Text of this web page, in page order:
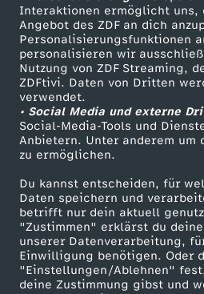
Interaktionen ermöglicht uns,
Angebot des ZDF an dich
Personalisierungsfunktionen
personalisieren wir
Nutzung von ZDF Streaming,
ZDFtivi. Daten von Dritten
verwendet.
• Social Media und externe
Social-Media-Tools und
Anbietern. Unter anderem um
zu ermöglichen.
Du kannst entscheiden, für
Daten speichern und
betrifft nur dein aktuell
"Zustimmen" erklärst du
unserer Datenverarbeitung,
Einwilligung benötigen. Oder
"Einstellungen/Ablehnen"
deine Zustimmung gibst und
e
C
O
M
E
D
Y
-
Sendungen A-Z
TV-Programm
ZDF Unternehmen
Karriere
ZDF goes Schule
Werbefernsehen
Mainzelmännchen